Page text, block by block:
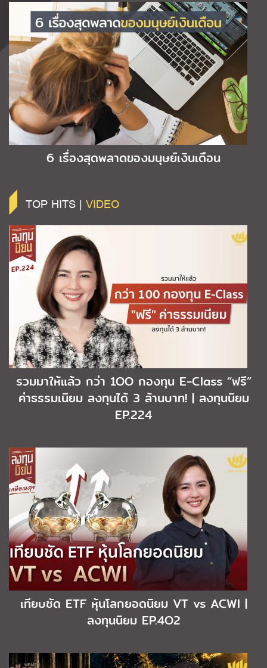
6 เรื่องสุดพลาดของมนุษย์เงินเดือน
TOP HITS | VIDEO
รวมมาให้แล้ว กว่า 1OO กองทุน E-Class “ฟรี”
ค่าธรรมเนียม ลงทุนได้ 3 ล้านบาท! | ลงทุนนิยม
EP.224
เทียบชัด ETF หุ้นโลกยอดนิยม VT vs ACWI |
ลงทุนนิยม EP.4O2